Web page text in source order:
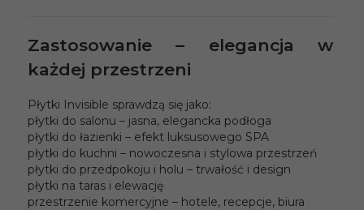
Zastosowanie – elegancja w
każdej przestrzeni
Płytki Invisible sprawdzą się jako:
płytki do salonu – jasna, elegancka podłoga
płytki do łazienki – efekt luksusowego SPA
płytki do kuchni – nowoczesna i stylowa przestrzeń
płytki do przedpokoju i holu – trwałość i design
płytki na taras i elewację
przestrzenie komercyjne – hotele, recepcje, biura